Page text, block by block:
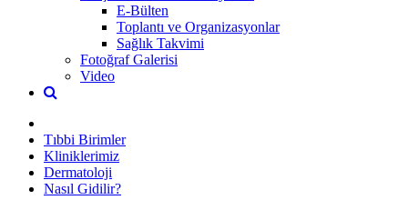
E-Bülten
Toplantı ve Organizasyonlar
Sağlık Takvimi
Fotoğraf Galerisi
Video
Tıbbi Birimler
Kliniklerimiz
Dermatoloji
Nasıl Gidilir?